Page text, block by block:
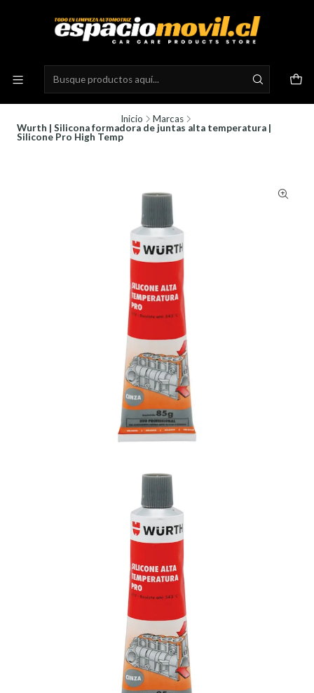
Inicio
Marcas
Wurth | Silicona formadora de juntas alta temperatura |
Silicone Pro High Temp